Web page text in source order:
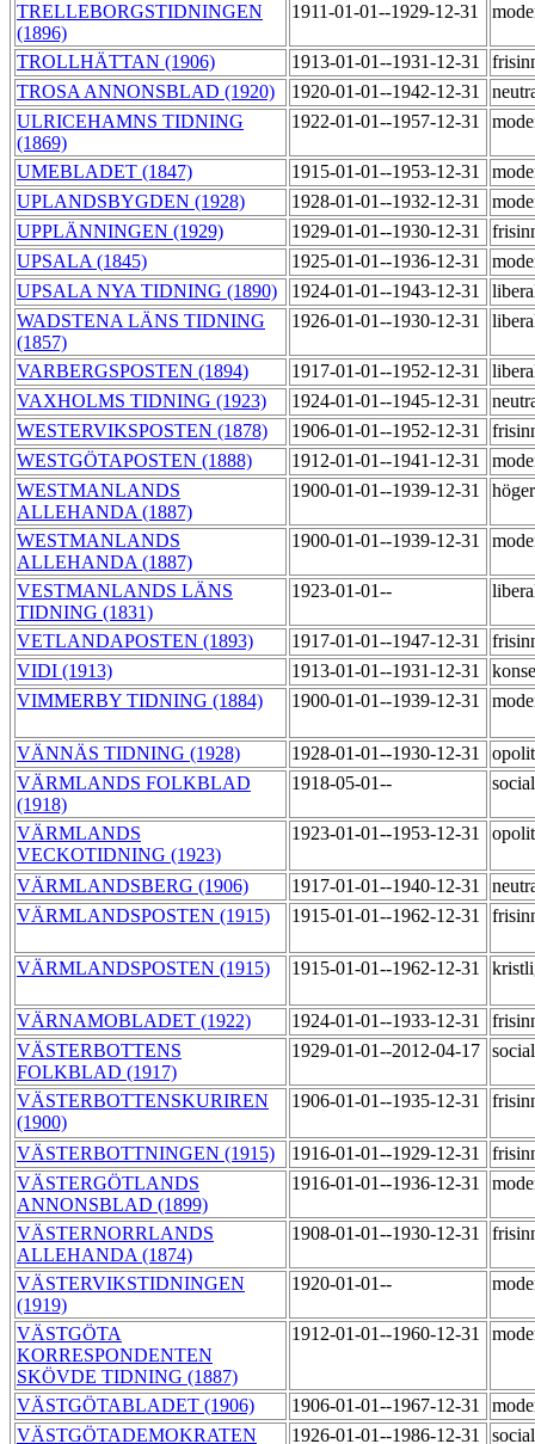
TRELLEBORGSTIDNINGEN
(1896)
1911-01-01--1929-12-31
TROLLHÄTTAN (1906) 1913-01-01--1931-12-31
TROSA ANNONSBLAD (1920)
1920-01-01--1942-12-31
ULRICEHAMNS TIDNING
(1869)
1922-01-01--1957-12-31
UMEBLADET (1847) 1915-01-01--1953-12-31
UPLANDSBYGDEN (1928)
1928-01-01--1932-12-31
UPPLÄNNINGEN (1929)
1929-01-01--1930-12-31
UPSALA (1845)
1925-01-01--1936-12-31
UPSALA NYA TIDNING (1890)
1924-01-01--1943-12-31
WADSTENA LÄNS TIDNING
(1857)
1926-01-01--1930-12-31
VARBERGSPOSTEN (1894) 1917-01-01--1952-12-31
VAXHOLMS TIDNING (1923)
1924-01-01--1945-12-31
WESTERVIKSPOSTEN (1878)
1906-01-01--1952-12-31
WESTGÖTAPOSTEN (1888)
1912-01-01--1941-12-31
WESTMANLANDS
ALLEHANDA (1887)
1900-01-01--1939-12-31
WESTMANLANDS
ALLEHANDA (1887)
1900-01-01--1939-12-31
VESTMANLANDS LÄNS
TIDNING (1831)
1923-01-01--
VETLANDAPOSTEN (1893) 1917-01-01--1947-12-31
VIDI (1913)
1913-01-01--1931-12-31
VIMMERBY TIDNING (1884)
1900-01-01--1939-12-31
VÄNNÄS TIDNING (1928) 1928-01-01--1930-12-31
VÄRMLANDS FOLKBLAD
(1918)
1918-05-01--
VÄRMLANDS
VECKOTIDNING (1923)
1923-01-01--1953-12-31
VÄRMLANDSBERG (1906) 1917-01-01--1940-12-31
VÄRMLANDSPOSTEN (1915)
1915-01-01--1962-12-31
VÄRMLANDSPOSTEN (1915) 1915-01-01--1962-12-31
VÄRNAMOBLADET (1922) 1924-01-01--1933-12-31
VÄSTERBOTTENS
FOLKBLAD (1917)
1929-01-01--2012-04-17
VÄSTERBOTTENSKURIREN
(1900)
1906-01-01--1935-12-31
VÄSTERBOTTNINGEN (1915) 1916-01-01--1929-12-31
VÄSTERGÖTLANDS
ANNONSBLAD (1899)
1916-01-01--1936-12-31
VÄSTERNORRLANDS
ALLEHANDA (1874)
1908-01-01--1930-12-31
VÄSTERVIKSTIDNINGEN
(1919)
1920-01-01--
VÄSTGÖTA
KORRESPONDENTEN
SKÖVDE TIDNING (1887)
1912-01-01--1960-12-31
VÄSTGÖTABLADET (1906) 1906-01-01--1967-12-31
VÄSTGÖTADEMOKRATEN
1926-01-01--1986-12-31